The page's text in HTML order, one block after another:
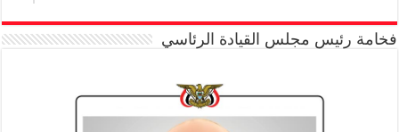
فخامة رئيس مجلس القيادة الرئاسي